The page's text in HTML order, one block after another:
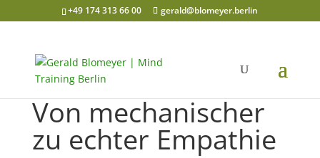
+49 174 313 66 00 gerald@blomeyer.berlin
Von mechanischer
zu echter Empathie